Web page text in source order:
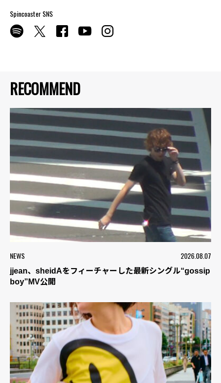
RECOMMEND
NEWS 2026.08.07
jjean、sheidAをフィーチャーした最新シングル“gossip
boy”MV公開
Spincoaster SNS